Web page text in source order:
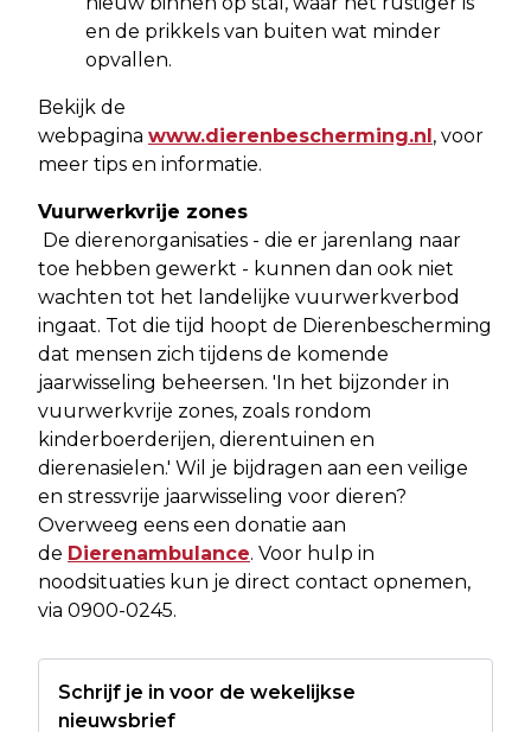
en de prikkels van buiten wat minder
opvallen.
Bekijk de
webpagina www.dierenbescherming.nl, voor
meer tips en informatie.
Vuurwerkvrije zones
De dierenorganisaties - die er jarenlang naar
toe hebben gewerkt - kunnen dan ook niet
wachten tot het landelijke vuurwerkverbod
ingaat. Tot die tijd hoopt de Dierenbescherming
dat mensen zich tijdens de komende
jaarwisseling beheersen. 'In het bijzonder in
vuurwerkvrije zones, zoals rondom
kinderboerderijen, dierentuinen en
dierenasielen.' Wil je bijdragen aan een veilige
en stressvrije jaarwisseling voor dieren?
Overweeg eens een donatie aan
de Dierenambulance. Voor hulp in
noodsituaties kun je direct contact opnemen,
via 0900-0245.
Schrijf je in voor de wekelijkse
nieuwsbrief